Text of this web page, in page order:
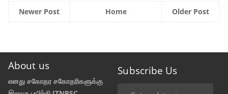
Newer Post Older Post
Home
About us
எனது சகோதர சகோதரிகளுக்கு
Subscribe Us